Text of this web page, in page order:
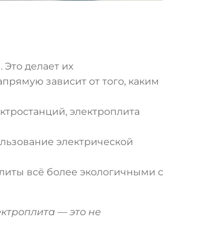
делает их
зависит от того, каким
электроплита
электрической
всё более экологичными с
— это не